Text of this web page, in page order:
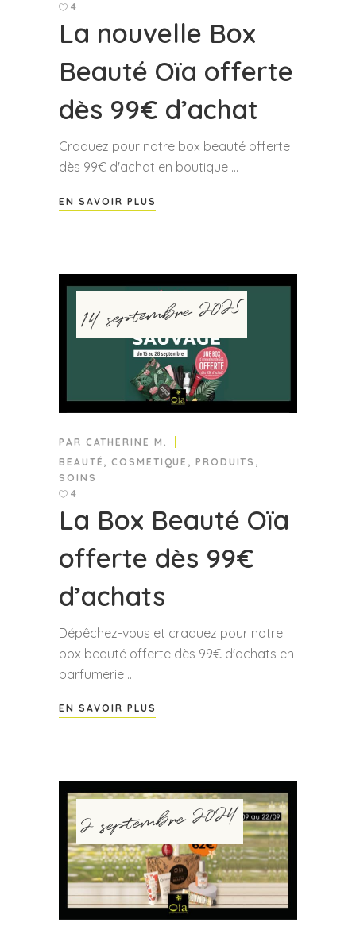
4
La nouvelle Box
Beauté Oïa offerte
dès 99€ d’achat
Craquez pour notre box beauté offerte
dès 99€ d'achat en boutique
EN SAVOIR PLUS
14 septembre 2025
PAR CATHERINE M.
BEAUTÉ ,COSMETIQUE ,PRODUITS ,
SOINS
4
La Box Beauté Oïa
offerte dès 99€
d’achats
Dépêchez-vous et craquez pour notre
box beauté offerte dès 99€ d'achats en
parfumerie
EN SAVOIR PLUS
2 septembre 2024